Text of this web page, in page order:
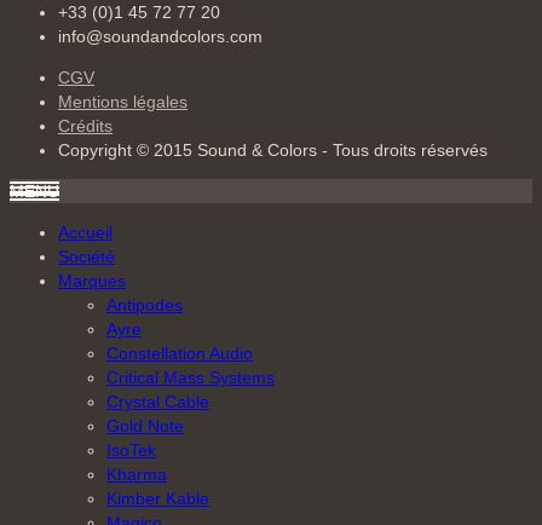
+33 (0)1 45 72 77 20
info@soundandcolors.com
CGV
Mentions légales
Crédits
Copyright © 2015 Sound & Colors - Tous droits réservés
MENU
Accueil
Société
Marques
Antipodes
Ayre
Constellation Audio
Critical Mass Systems
Crystal Cable
Gold Note
IsoTek
Kharma
Kimber Kable